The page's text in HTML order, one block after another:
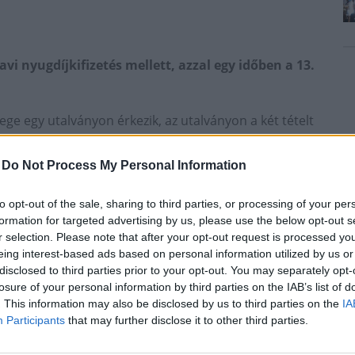
Do Not Process My Personal Information
opt-out of the sale, sharing to third parties, or processing of your
for targeted advertising by us, please use the below opt-out
selection. Please note that after your opt-out request is processed
interest-based ads based on personal information utilized by us
to third parties prior to your opt-out. You may separately
of your personal information by third parties on the IAB’s list of
This information may also be disclosed by us to third parties on the
Participants that may further disclose it to other third parties.
nyugdíjkifizetés mellett, azzal egy időben a 13.
egy utalványon érkezik, az utalványon a két tételt
a szokásos sorrendnek
de legkésőbb a nyugdíjkifizetési
készpénzben, postai kézbesítéssel fizeti az állam az
csaknem 1,2 millió állampolgár készpénzben,
Posta.